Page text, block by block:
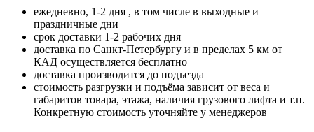
ежедневно, 1-2 дня , в том числе в выходные и
праздничные дни
срок доставки 1-2 рабочих дня
доставка по Санкт-Петербургу и в пределах 5 км от
КАД осуществляется бесплатно
доставка производится до подъезда
стоимость разгрузки и подъёма зависит от веса и
габаритов товара, этажа, наличия грузового лифта и т.п.
Конкретную стоимость уточняйте у менеджеров